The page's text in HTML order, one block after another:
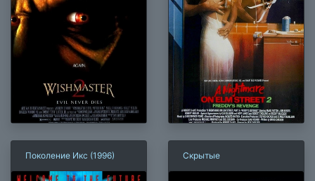
Поколение Икс (1996) Скрытые